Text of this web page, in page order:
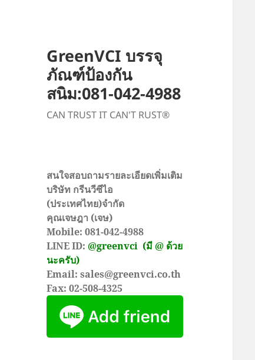
GreenVCI บรรจุ
ภัณฑ์ป้องกัน
สนิม:081-042-4988
CAN TRUST IT CAN'T RUST®
สนใจสอบถามรายละเอียดเพิ่มเติม
บริษัท กรีนวีซีไอ
(ประเทศไทย)จำกัด
คุณเจษฎา (เจษ)
Mobile: 081-042-4988
LINE ID:@greenvci (มี @ ด้วย
นะครับ)
Email: sales@greenvci.co.th
Fax: 02-508-4325